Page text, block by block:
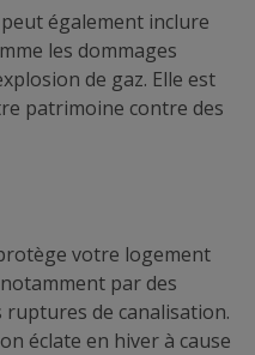
également inclure
les dommages
de gaz. Elle est
patrimoine contre des
votre logement
par des
de canalisation.
éclate en hiver à cause